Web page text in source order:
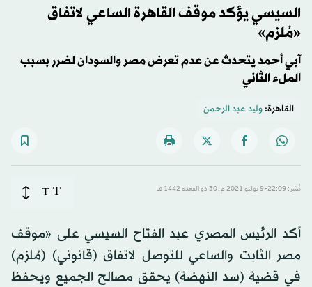
السيسي يؤكد موقف القاهرة الساعي لاتفاق
«مُلزم»
آبي أحمد يتحدث عن عدم تعرض مصر والسودان لضرر بسبب
الملء الثاني
القاهرة:ولید عبد الرحمن
نُشر: 22:09-9 يوليو 2021 م ـ 30 ذو القِعدة 1442 هـ T
T
أكد الرئيس المصري عبد الفتاح السيسي على «موقف
مصر الثابت والساعي للتوصل لاتفاق (قانوني) (مُلزم)
في قضية (سد النهضة) يحقق مصالح الجميع ويحفظ